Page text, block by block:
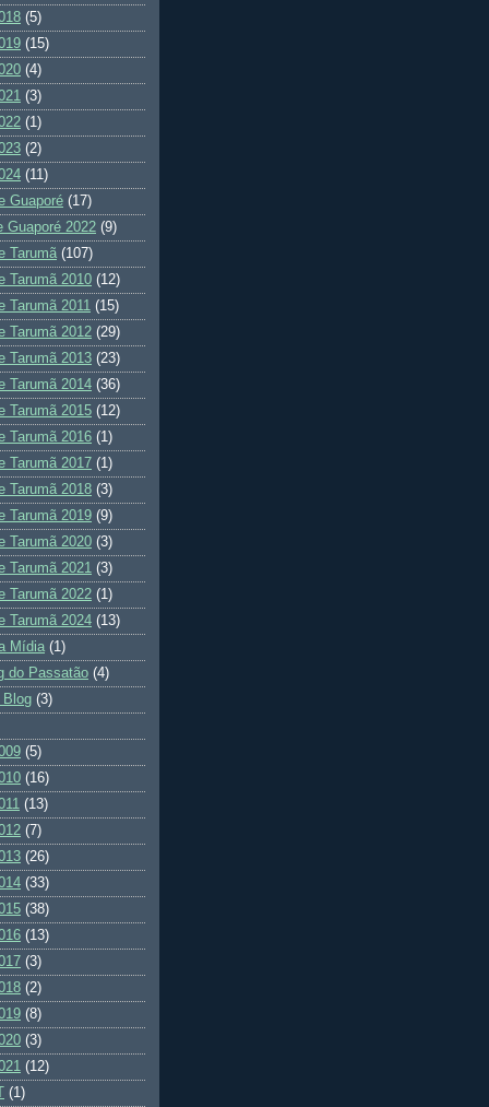
(5)
(15)
(4)
(3)
(1)
(2)
(11)
Guaporé (17)
Guaporé 2022 (9)
Tarumã (107)
Tarumã 2010 (12)
Tarumã 2011 (15)
Tarumã 2012 (29)
Tarumã 2013 (23)
Tarumã 2014 (36)
Tarumã 2015 (12)
Tarumã 2016 (1)
Tarumã 2017 (1)
Tarumã 2018 (3)
Tarumã 2019 (9)
Tarumã 2020 (3)
Tarumã 2021 (3)
Tarumã 2022 (1)
Tarumã 2024 (13)
Mídia (1)
do Passatão (4)
Blog (3)
(5)
(16)
(13)
(7)
(26)
(33)
(38)
(13)
(3)
(2)
(8)
(3)
(12)
(1)